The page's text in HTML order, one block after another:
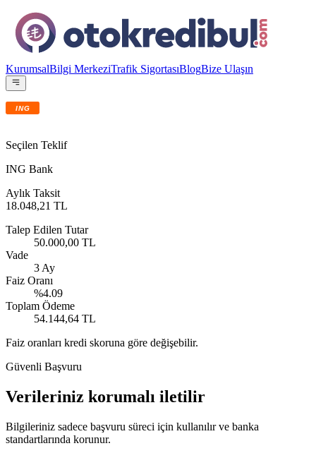
KurumsalBilgi MerkeziTrafik SigortasıBlogBize Ulaşın
Seçilen Teklif
ING Bank
Aylık Taksit
18.048,21 TL
Talep Edilen Tutar
50.000,00 TL
Vade
3 Ay
Faiz Oranı
%4.09
Toplam Ödeme
54.144,64 TL
Faiz oranları kredi skoruna göre değişebilir.
Güvenli Başvuru
Verileriniz korumalı iletilir
Bilgileriniz sadece başvuru süreci için kullanılır ve banka
standartlarında korunur.